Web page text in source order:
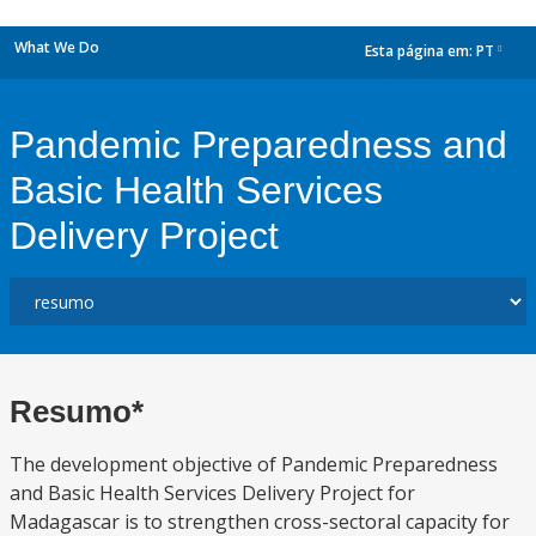
What We Do Esta página em: PT
Pandemic Preparedness and
Basic Health Services
Delivery Project
Resumo*
The development objective of Pandemic Preparedness
and Basic Health Services Delivery Project for
Madagascar is to strengthen cross-sectoral capacity for